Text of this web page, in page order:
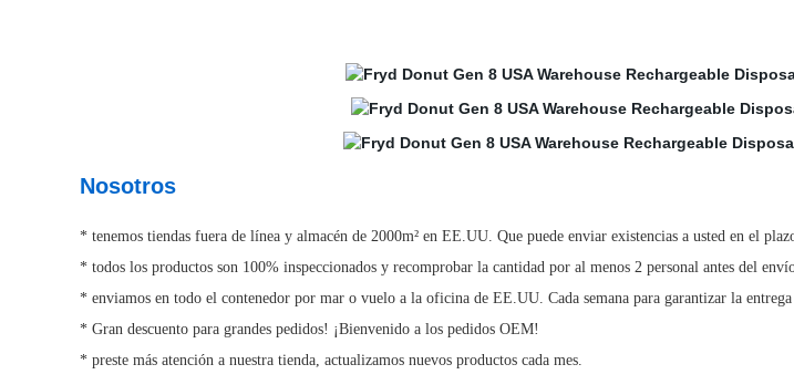
Nosotros
* tenemos tiendas fuera de línea y almacén de 2000m² en EE.UU. Que puede enviar existencias a usted en el
* todos los productos son 100% inspeccionados y recomprobar la cantidad por al menos 2 personal antes del
* enviamos en todo el contenedor por mar o vuelo a la oficina de EE.UU. Cada semana para garantizar la
* Gran descuento para grandes pedidos! ¡Bienvenido a los pedidos OEM!
* preste más atención a nuestra tienda, actualizamos nuevos productos cada mes.